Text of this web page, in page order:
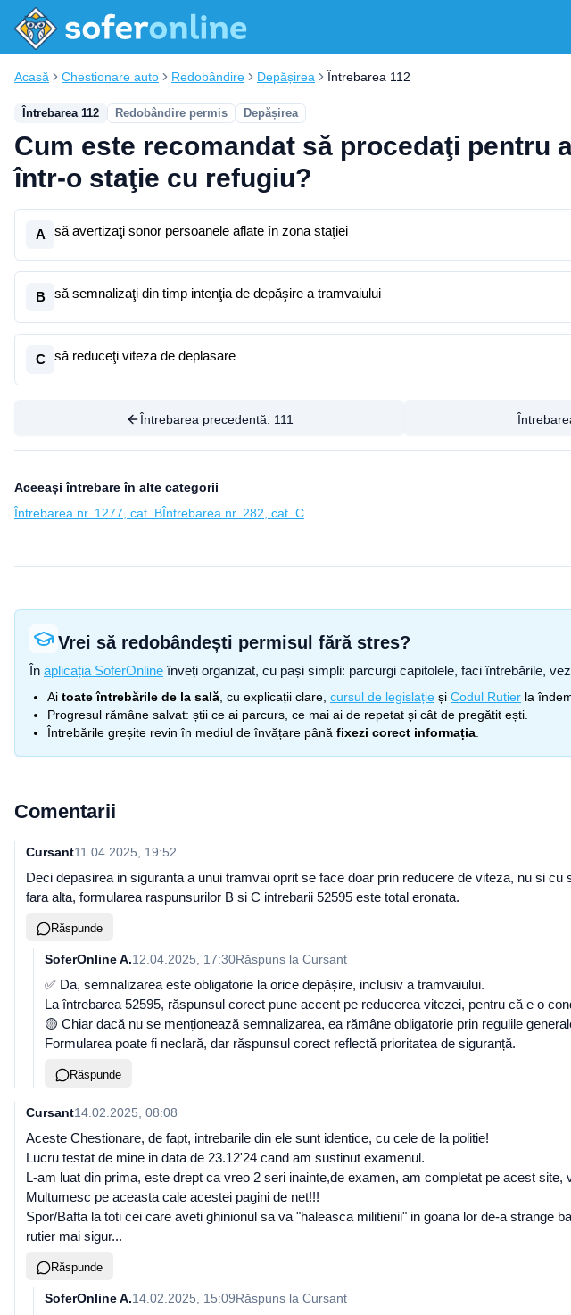
Acasă Chestionare auto Redobândire Depășirea Întrebarea 112
Întrebarea 112 Redobândire permis Depășirea
Cum este recomandat să procedaţi pentru
într-o staţie cu refugiu?
A să avertizaţi sonor persoanele aflate în zona staţiei
B să semnalizaţi din timp intenţia de depăşire a tramvaiului
C să reduceţi viteza de deplasare
Întrebarea precedentă: 111
Aceeași întrebare în alte categorii
Întrebarea nr. 1277, cat. BÎntrebarea nr. 282, cat. C
Vrei să redobândești permisul fără stres?
În aplicația SoferOnline înveți organizat, cu pași simpli: parcurgi capitolele, faci întrebările,
Ai toate întrebările de la sală , cu explicații clare, cursul de legislație și Codul Rutier la
Progresul rămâne salvat: știi ce ai parcurs, ce mai ai de repetat și cât de pregătit ești.
Întrebările greșite revin în mediul de învățare până fixezi corect informația
Comentarii
Cursant11.04.2025, 19:52
Deci depasirea in siguranta a unui tramvai oprit se face doar prin reducere de viteza, nu si
fara alta, formularea raspunsurilor B si C intrebarii 52595 este total eronata.
Răspunde
SoferOnline A.12.04.2025, 17:30Răspuns la Cursant
✅ Da, semnalizarea este obligatorie la orice depășire, inclusiv a tramvaiului.
La întrebarea 52595, răspunsul corect pune accent pe reducerea vitezei, pentru că e o
🟡 Chiar dacă nu se menționează semnalizarea, ea rămâne obligatorie prin regulile
Formularea poate fi neclară, dar răspunsul corect reflectă prioritatea de siguranță.
Răspunde
Cursant14.02.2025, 08:08
Aceste Chestionare, de fapt, intrebarile din ele sunt identice, cu cele de la politie!
Lucru testat de mine in data de 23.12'24 cand am sustinut examenul.
L-am luat din prima, este drept ca vreo 2 seri inainte,de examen, am completat pe acest site,
Multumesc pe aceasta cale acestei pagini de net!!!
Spor/Bafta la toti cei care aveti ghinionul sa va "haleasca militienii" in goana lor de-a strange
rutier mai sigur...
Răspunde
SoferOnline A.14.02.2025, 15:09Răspuns la Cursant